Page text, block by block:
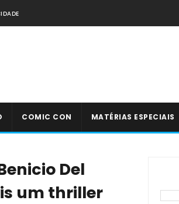
COMIC CON MATÉRIAS ESPECIAIS
Del
um thriller